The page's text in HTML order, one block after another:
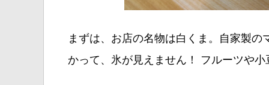
まずは、お店の名物は白くま。自家製
かって、氷が見えません！ フルーツや